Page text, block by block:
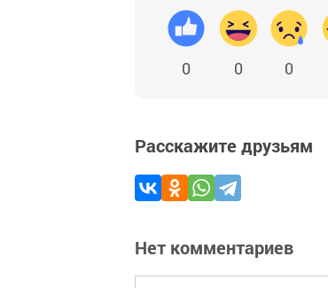
0 0 0
Расскажите друзьям
Нет комментариев